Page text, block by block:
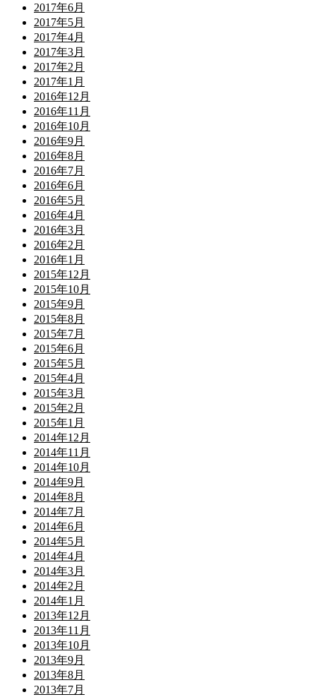
2017年6月
2017年5月
2017年4月
2017年3月
2017年2月
2017年1月
2016年12月
2016年11月
2016年10月
2016年9月
2016年8月
2016年7月
2016年6月
2016年5月
2016年4月
2016年3月
2016年2月
2016年1月
2015年12月
2015年10月
2015年9月
2015年8月
2015年7月
2015年6月
2015年5月
2015年4月
2015年3月
2015年2月
2015年1月
2014年12月
2014年11月
2014年10月
2014年9月
2014年8月
2014年7月
2014年6月
2014年5月
2014年4月
2014年3月
2014年2月
2014年1月
2013年12月
2013年11月
2013年10月
2013年9月
2013年8月
2013年7月